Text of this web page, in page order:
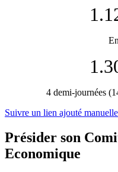
4 demi-journées
Suivre un lien ajouté
Présider son
Economique